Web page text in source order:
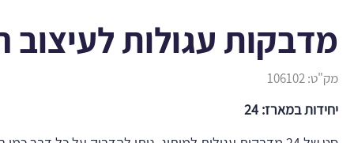
מדבקות עגולות לעיצוב
מק"ט:106102
יחידות במארז: 24